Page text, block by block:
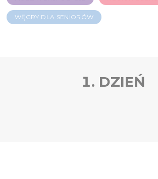
WĘGRY DLA SENIORÓW
1. DZIEŃ